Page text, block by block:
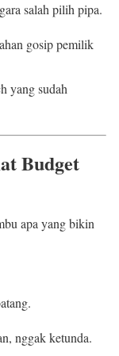
salah pilih pipa.
gosip pemilik
yang sudah
Budget
apa yang bikin
nggak ketunda.